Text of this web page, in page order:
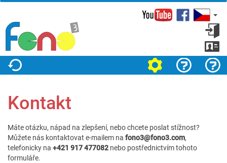
Facebook
se
Nastavení
Jak na to? O projektu
Kontakt
Máte otázku, nápad na zlepšení, nebo chcete poslat stížnost?
Můžete nás kontaktovat e-mailem na fono3@fono3.com,
telefonicky na +421 917 477082 nebo postřednictvím tohoto
formuláře.